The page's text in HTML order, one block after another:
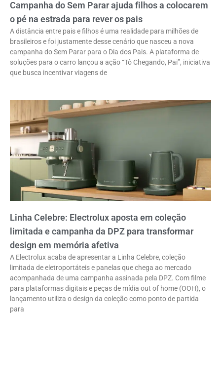
Campanha do Sem Parar ajuda filhos a colocarem
o pé na estrada para rever os pais
A distância entre pais e filhos é uma realidade para milhões de
brasileiros e foi justamente desse cenário que nasceu a nova
campanha do Sem Parar para o Dia dos Pais. A plataforma de
soluções para o carro lançou a ação “Tô Chegando, Pai”, iniciativa
que busca incentivar viagens de
Linha Celebre: Electrolux aposta em coleção
limitada e campanha da DPZ para transformar
design em memória afetiva
A Electrolux acaba de apresentar a Linha Celebre, coleção
limitada de eletroportáteis e panelas que chega ao mercado
acompanhada de uma campanha assinada pela DPZ. Com filme
para plataformas digitais e peças de mídia out of home (OOH), o
lançamento utiliza o design da coleção como ponto de partida
para